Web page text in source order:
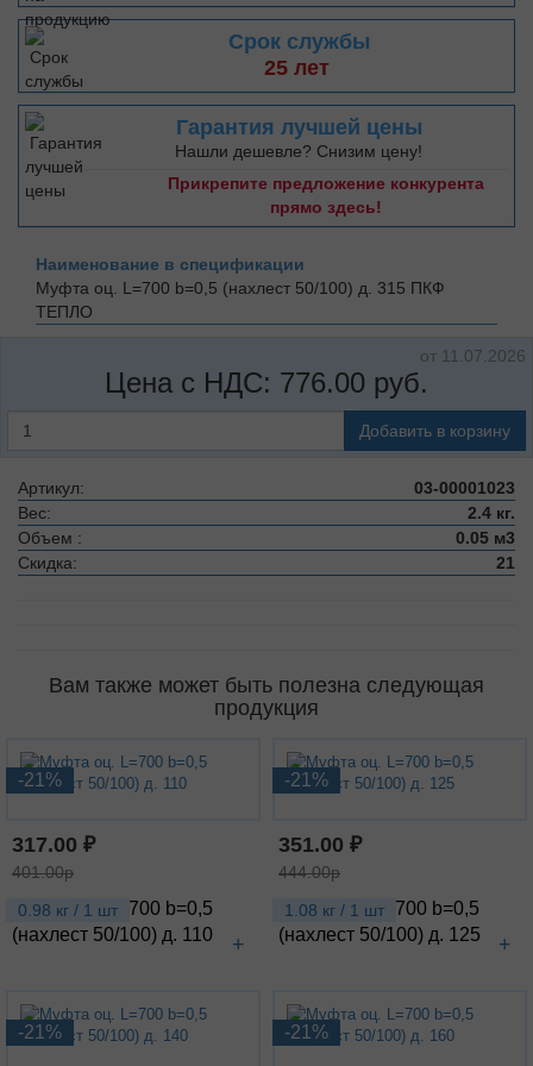
Срок службы
25 лет
Гарантия лучшей цены
Нашли дешевле? Снизим цену!
Прикрепите предложение конкурента
прямо здесь!
Наименование в спецификации
Муфта оц. L=700 b=0,5 (нахлест 50/100) д. 315 ПКФ
ТЕПЛО
от 11.07.2026
Цена с НДС: 776.00 руб.
Добавить в корзину
Артикул:
03-00001023
Вес:
2.4 кг.
Объем :
0.05 м3
Скидка:
21
Вам также может быть полезна следующая
продукция
-21%
0.98 кг / 1 шт
317.00 ₽
+
401.00р
Муфта оц. L=700 b=0,5
(нахлест 50/100) д. 110
-21%
1.08 кг / 1 шт
351.00 ₽
+
444.00р
Муфта оц. L=700 b=0,5
(нахлест 50/100) д. 125
-21% -21%